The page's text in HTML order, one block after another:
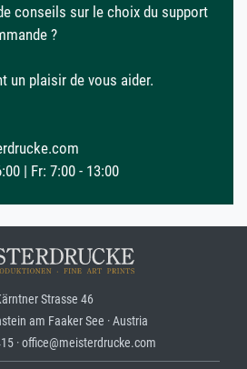
conseils sur le choix du support
?
un plaisir de vous aider.
| Fr: 7:00 - 13:00
Strasse 46
am Faaker See · Austria
· office@meisterdrucke.com